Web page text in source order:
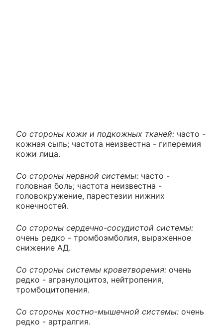
Со стороны кожи и подкожных тканей: часто -
кожная сыпь; частота неизвестна - гиперемия
кожи лица.
Со стороны нервной системы: часто -
головная боль; частота неизвестна -
головокружение, парестезии нижних
конечностей.
Со стороны сердечно-сосудистой системы:
очень редко - тромбоэмболия, выраженное
снижение АД.
Со стороны системы кроветворения: очень
редко - агранулоцитоз, нейтропения,
тромбоцитопения.
Со стороны костно-мышечной системы: очень
редко - артралгия.